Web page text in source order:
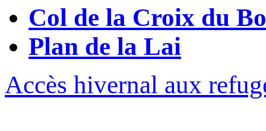
Col de la Croix du
Plan de la Lai
Accès hivernal aux